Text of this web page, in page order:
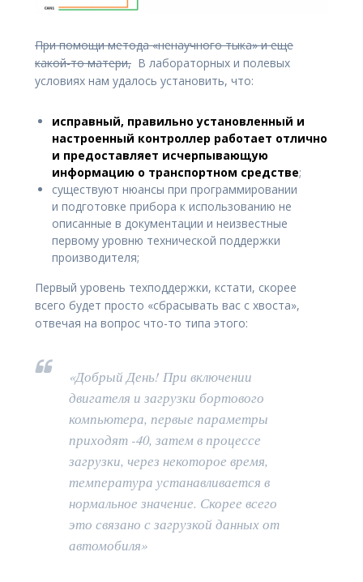
При помощи метода «ненаучного тыка» и еще
какой-то матери, В лабораторных и полевых
условиях нам удалось установить, что:
исправный, правильно установленный и
настроенный контроллер работает отлично
и предоставляет исчерпывающую
информацию о транспортном средстве;
существуют нюансы при программировании
и подготовке прибора к использованию не
описанные в документации и неизвестные
первому уровню технической поддержки
производителя;
Первый уровень техподдержки, кстати, скорее
всего будет просто «сбрасывать вас с хвоста»,
отвечая на вопрос что-то типа этого:
«Добрый День! При включении
двигателя и загрузки бортового
компьютера, первые параметры
приходят -40, затем в процессе
загрузки, через некоторое время,
температура устанавливается в
нормальное значение. Скорее всего
это связано с загрузкой данных от
автомобиля»